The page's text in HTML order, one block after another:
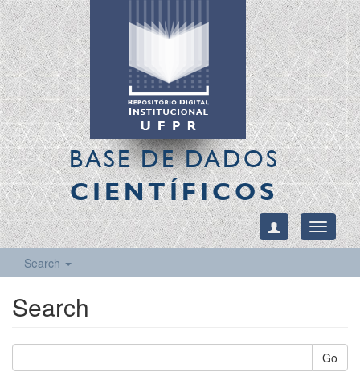
BASE DE DADOS
CIENTÍFICOS
Toggle
Search
Search
Go